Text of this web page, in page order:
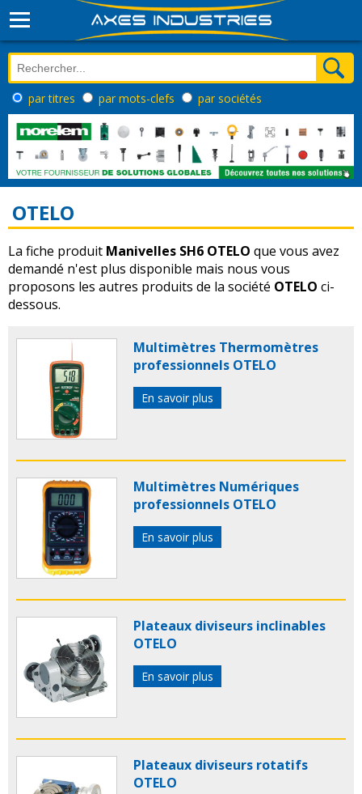
par titres par mots-clefs par sociétés
OTELO
La fiche produit Manivelles SH6 OTELO que vous avez
demandé n'est plus disponible mais nous vous
proposons les autres produits de la société OTELO ci-
dessous.
Multimètres Thermomètres
professionnels OTELO
En savoir plus
Multimètres Numériques
professionnels OTELO
En savoir plus
Plateaux diviseurs inclinables
OTELO
En savoir plus
Plateaux diviseurs rotatifs
OTELO